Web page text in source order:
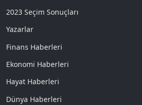
2023 Seçim Sonuçları
Yazarlar
Finans Haberleri
Ekonomi Haberleri
Hayat Haberleri
Dünya Haberleri